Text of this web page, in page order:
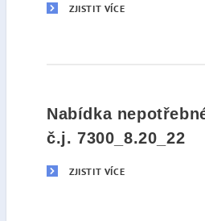
ZJISTIT VÍCE
Nabídka
č.j. 7300_8.20_22
ZJISTIT VÍCE